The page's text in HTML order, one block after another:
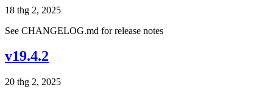
18 thg 2, 2025
See CHANGELOG.md for release notes
v19.4.2
20 thg 2, 2025